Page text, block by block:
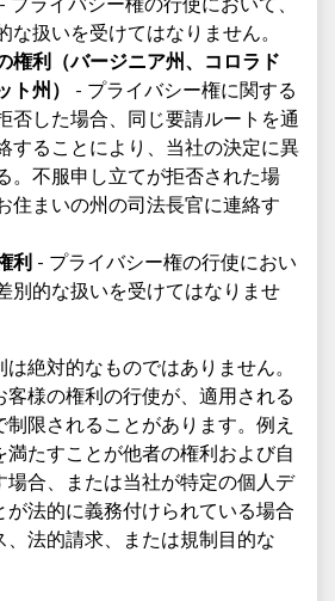
- プライバシー権の行使において、
な扱いを受けてはなりません。
権利（バージニア州、コロラド
ト州）
- プライバシー権に関する
否した場合、同じ要請ルートを通
することにより、当社の決定に異
。不服申し立てが拒否された場
住まいの州の司法長官に連絡す
利 - プライバシー権の行使におい
別的な扱いを受けてはなりませ
絶対的なものではありません。
様の権利の行使が、適用される
限されることがあります。例え
満たすことが他者の権利および自
場合、または当社が特定の個人デ
が法的に義務付けられている場合
、法的請求、または規制目的な